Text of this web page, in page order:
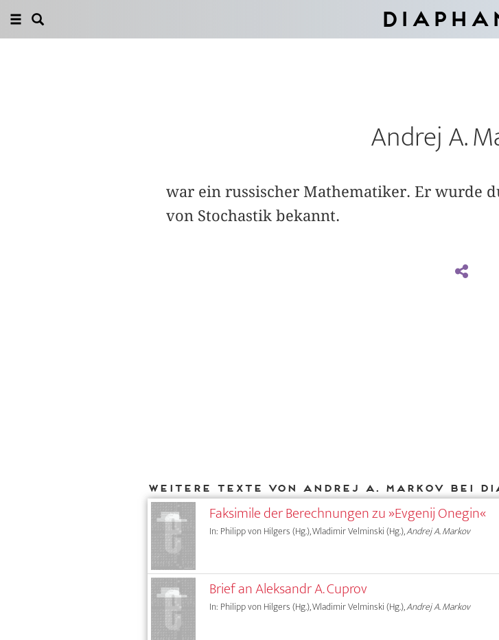
Andrej A.
war ein russischer Mathematiker. Er wurde
von Stochastik bekannt.
Weitere Texte von Andrej A. Markov bei
Faksimile der Berechnungen zu »Evgenij Onegin«
In: Philipp von Hilgers (Hg.), Wladimir Velminski (Hg.),Andrej A. Markov
Brief an Aleksandr A. Cuprov
In: Philipp von Hilgers (Hg.), Wladimir Velminski (Hg.),Andrej A. Markov